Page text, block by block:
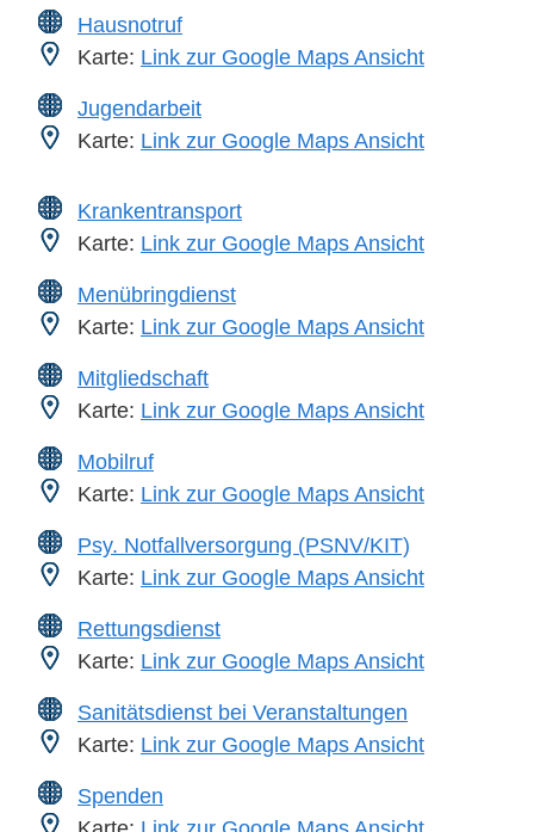
Hausnotruf
Karte: Link zur Google Maps Ansicht
Jugendarbeit
Karte: Link zur Google Maps Ansicht
Krankentransport
Karte: Link zur Google Maps Ansicht
Menübringdienst
Karte: Link zur Google Maps Ansicht
Mitgliedschaft
Karte: Link zur Google Maps Ansicht
Mobilruf
Karte: Link zur Google Maps Ansicht
Psy. Notfallversorgung (PSNV/KIT)
Karte: Link zur Google Maps Ansicht
Rettungsdienst
Karte: Link zur Google Maps Ansicht
Sanitätsdienst bei Veranstaltungen
Karte: Link zur Google Maps Ansicht
Spenden